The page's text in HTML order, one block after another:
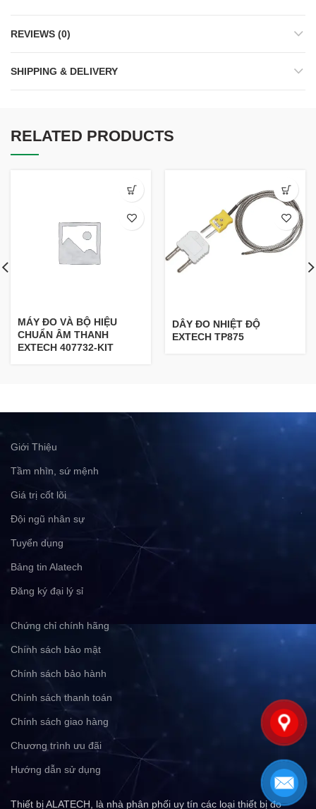
REVIEWS (0)
SHIPPING & DELIVERY
RELATED PRODUCTS
MÁY ĐO VÀ BỘ HIỆU
CHUẨN ÂM THANH
EXTECH 407732-KIT
DÂY ĐO NHIỆT ĐỘ
EXTECH TP875
Giới Thiệu
Tầm nhìn, sứ mệnh
Giá trị cốt lõi
Đội ngũ nhân sự
Tuyển dụng
Bảng tin Alatech
Đăng ký đại lý sỉ
Chứng chỉ chính hãng
Chính sách bảo mật
Chính sách bảo hành
Chính sách thanh toán
Chính sách giao hàng
Chương trình ưu đãi
Hướng dẫn sử dụng
Thiết bị ALATECH, là nhà phân phối uy tín các loại thiết bị đo